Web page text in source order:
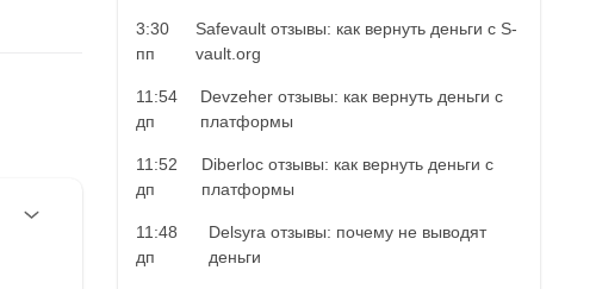
3:30
пп
Safevault отзывы: как вернуть деньги с S-
vault.org
11:54
дп
Devzeher отзывы: как вернуть деньги с
платформы
11:52
дп
Diberloc отзывы: как вернуть деньги с
платформы
11:48
дп
Delsyra отзывы: почему не выводят
деньги